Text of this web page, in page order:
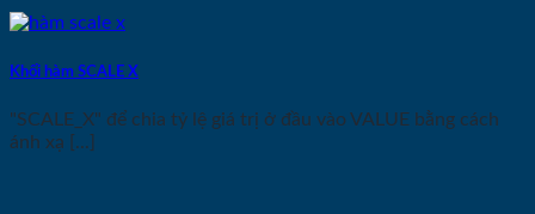
Khối hàm SCALE X
"SCALE_X" để chia tỷ lệ giá trị ở đầu vào VALUE bằng cách
ánh xạ [...]